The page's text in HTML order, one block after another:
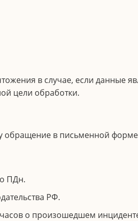
в случае, если данные
цели обработки.
обращение в письменной
ПДн.
РФ.
о произошедшем